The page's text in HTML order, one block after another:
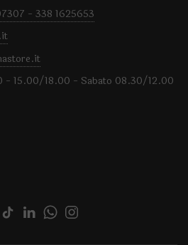
- 338 1625653
- 15.00/18.00 - Sabato 08.30/12.00